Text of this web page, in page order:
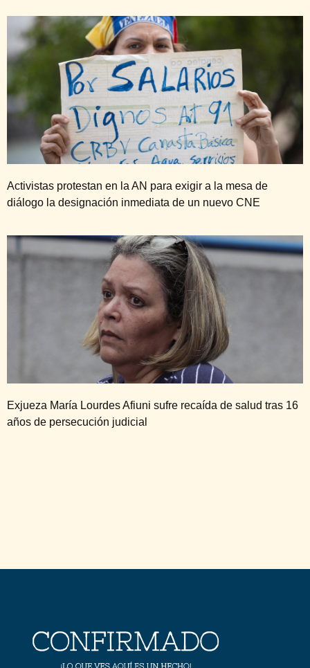
Activistas protestan en la AN para exigir a la mesa de
diálogo la designación inmediata de un nuevo CNE
Exjueza María Lourdes Afiuni sufre recaída de salud tras 16
años de persecución judicial